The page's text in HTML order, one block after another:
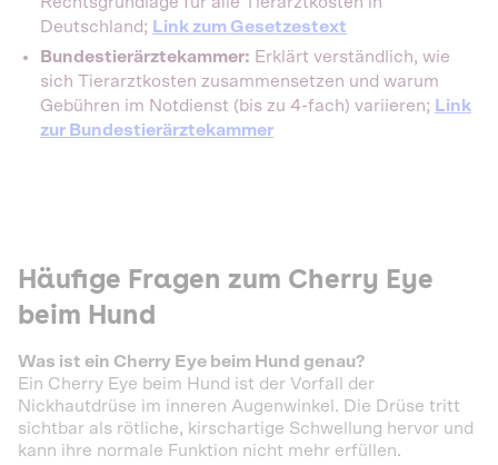
Deutschland; Link zum Gesetzestext
Bundestierärztekammer: Erklärt verständlich, wie
sich Tierarztkosten zusammensetzen und warum
Gebühren im Notdienst (bis zu 4-fach) variieren; Link
zur Bundestierärztekammer
Häufige Fragen zum Cherry Eye
beim Hund
Was ist ein Cherry Eye beim Hund genau?
Ein Cherry Eye beim Hund ist der Vorfall der
Nickhautdrüse im inneren Augenwinkel. Die Drüse tritt
sichtbar als rötliche, kirschartige Schwellung hervor und
kann ihre normale Funktion nicht mehr erfüllen.